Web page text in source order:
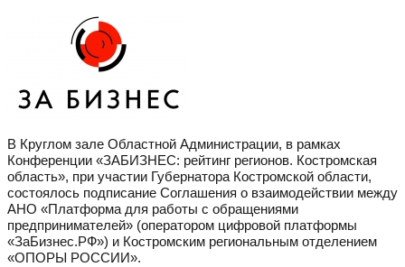
В Круглом зале Областной Администрации, в рамках
Конференции «ЗАБИЗНЕС: рейтинг регионов. Костромская
область», при участии Губернатора Костромской области,
состоялось подписание Соглашения о взаимодействии между
АНО «Платформа для работы с обращениями
предпринимателей» (оператором цифровой платформы
«ЗаБизнес.РФ») и Костромским региональным отделением
«ОПОРЫ РОССИИ».